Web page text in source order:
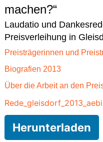
machen?“
Laudatio und
Preisverleihung in
Preisträgerinnen und
Biografien 2013
Über die Arbeit an den
Herunterladen